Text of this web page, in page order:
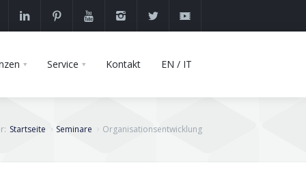
Service Kontakt EN / IT
Startseite Seminare Organisationsentwicklung